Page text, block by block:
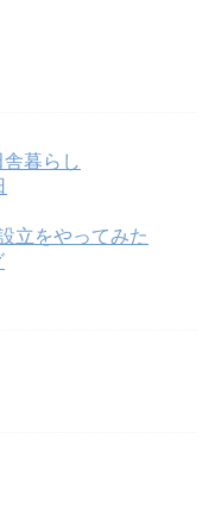
暮らし
立をやってみた